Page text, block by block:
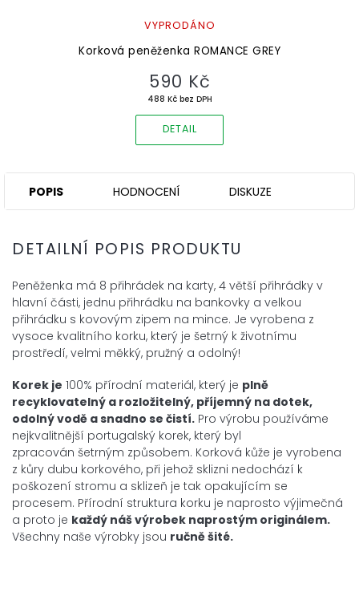
Korková peněženka ROMANCE GREY
VYPRODÁNO
488 Kč bez DPH
590 Kč
DETAIL
POPIS HODNOCENÍ DISKUZE
DETAILNÍ POPIS PRODUKTU
Peněženka má 8 přihrádek na karty, 4 větší přihrádky v
hlavní části, jednu přihrádku na bankovky a velkou
přihrádku s kovovým zipem na mince. Je vyrobena z
vysoce kvalitního korku, který je šetrný k životnímu
prostředí, velmi měkký, pružný a odolný!
Korek je 100% přírodní materiál, který je plně
recyklovatelný a rozložitelný, příjemný na dotek,
odolný vodě a snadno se čistí. Pro výrobu používáme
nejkvalitnější portugalský korek, který byl
zpracován šetrným způsobem. Korková kůže je vyrobena
z kůry dubu korkového, při jehož sklizni nedochází k
poškození stromu a sklizeň je tak opakujícím se
procesem. Přírodní struktura korku je naprosto výjimečná
a proto je každý náš výrobek naprostým originálem.
Všechny naše výrobky jsou ručně šité.